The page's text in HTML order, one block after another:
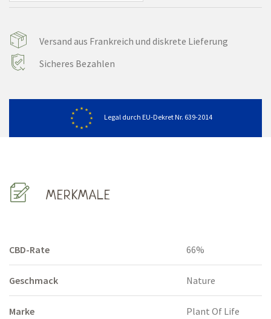
Versand aus Frankreich und diskrete Lieferung
Sicheres Bezahlen
Legal durch EU-Dekret Nr. 639-2014
MERKMALE
CBD-Rate 66%
Geschmack Nature
Marke Plant Of Life